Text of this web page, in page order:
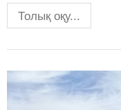
Толық оқу...